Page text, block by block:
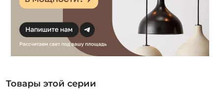
Товары этой серии